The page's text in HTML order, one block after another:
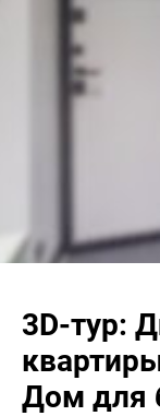
3D-тур:
Дом для